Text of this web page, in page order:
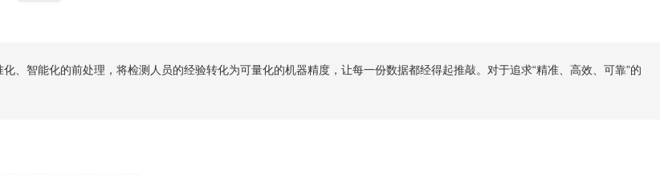
、智能化的前处理，将检测人员的经验转化为可量化的机器精度，让每一份数据都经得起推敲。对于追求“精准、高效、可靠”的